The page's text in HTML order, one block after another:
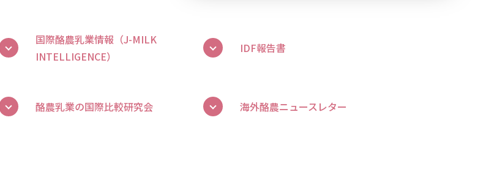
国際酪農乳業情報（J-MILK
INTELLIGENCE）
IDF報告書
酪農乳業の国際比較研究会 海外酪農ニュースレター